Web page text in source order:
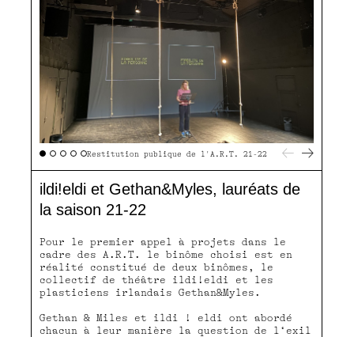
Restitution publique de l'A.R.T. 21-22
ildi!eldi et Gethan&Myles, lauréats de
la saison 21-22
Pour le premier appel à projets dans le
cadre des A.R.T. le binôme choisi est en
réalité constitué de deux binômes, le
collectif de théâtre ildi!eldi et les
plasticiens irlandais Gethan&Myles.
Gethan & Miles et ildi ! eldi ont abordé
chacun à leur manière la question de l‘exil